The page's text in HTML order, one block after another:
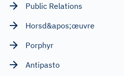
Public Relations
Horsd&apos;œuvre
Porphyr
Antipasto